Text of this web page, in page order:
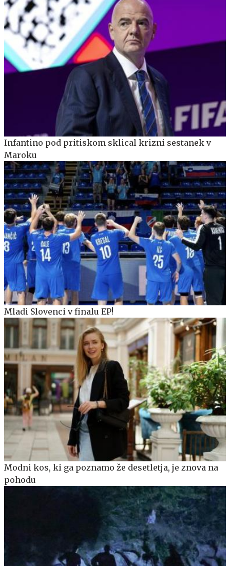
Infantino pod pritiskom sklical krizni sestanek v
Maroku
Mladi Slovenci v finalu EP!
Modni kos, ki ga poznamo že desetletja, je znova na
pohodu